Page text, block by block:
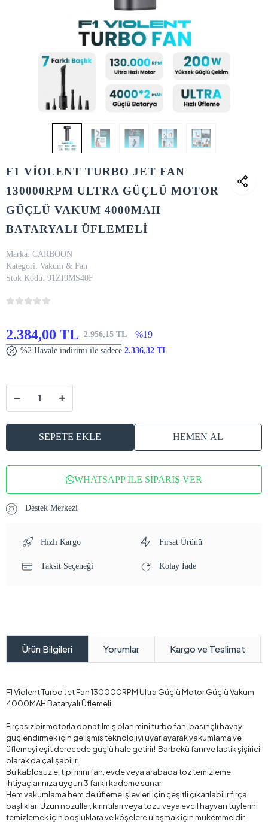
F1 VİOLENT TURBO JET FAN
130000RPM ULTRA GÜÇLÜ MOTOR
GÜÇLÜ VAKUM 4000MAH
BATARYALI ÜFLEMELİ
Marka: CARBOON
Kategori: Vakum & Fan
Stok Kodu: 91ZI9MS40F
2.384,00 TL 2.956,15 TL %19
%2 Havale indirimi ile sadece 2.336,32 TL
SEPETE EKLE HEMEN AL
WHATSAPP İLE SİPARİŞ VER
Destek Merkezi
Hızlı Kargo Fırsat Ürünü
Taksit Seçeneği Kolay İade
Ürün Bilgileri Yorumlar Kargo ve Teslimat
F1 Violent Turbo Jet Fan 130000RPM Ultra Güçlü Motor Güçlü Vakum
4000MAH Bataryalı Üflemeli
Fırçasız bir motorla donatılmış olan mini turbo fan, basınçlı havayı
güçlendirmek için gelişmiş teknolojiyi uyarlayarak vakumlama ve
üflemeyi eşit derecede güçlü hale getirir! Barbekü fanı ve lastik şişirici
olarak da çalışabilir.
Bu kablosuz el tipi mini fan, evde veya arabada toz temizleme
ihtiyaçlarınıza uygun 3 farklı kademe sunar.
Hem vakumlama hem de üfleme işlevleri için çeşitli çıkarılabilir fırça
başlıkları Uzun nozullar, kırıntıları veya tozu veya evcil hayvan tüylerini
temizlemek için boşluklara ve köşelere ulaşmak için mükemmeldir,